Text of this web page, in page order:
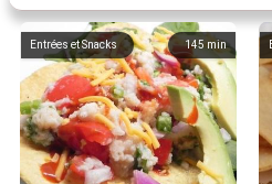
145 min
Entrées et Snacks